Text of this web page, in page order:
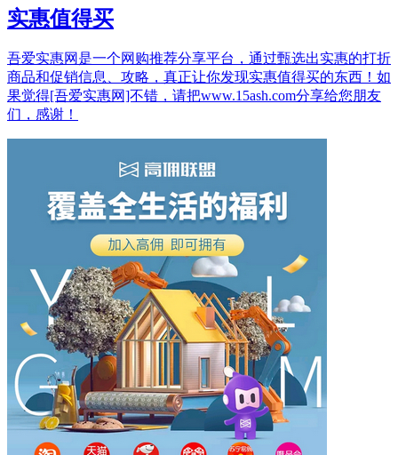
实惠值得买
吾爱实惠网是一个网购推荐分享平台，通过甄选出实惠的打折
商品和促销信息、攻略，真正让你发现实惠值得买的东西！如
果觉得[吾爱实惠网]不错，请把www.15ash.com分享给您朋友
们，感谢！